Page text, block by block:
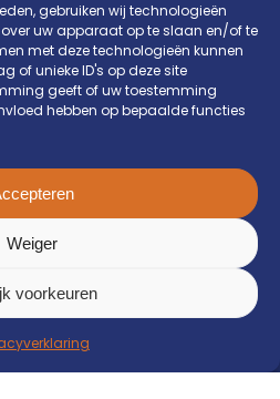
gebruiken wij technologieën
uw apparaat op te slaan en/of te
met deze technologieën kunnen
of unieke ID's op deze site
geeft of uw toestemming
hebben op bepaalde functies
Weiger
voorkeuren